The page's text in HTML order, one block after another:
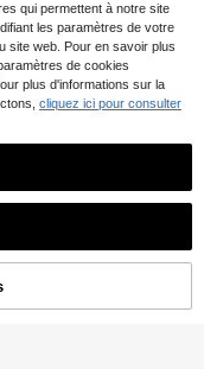
top tricoté court, tenue
pour tous les jours, autom
PANIER
qui permettent à notre site
les paramètres de votre
site web. Pour en savoir plus
de cookies
plus d'informations sur la
cliquez ici pour consulter